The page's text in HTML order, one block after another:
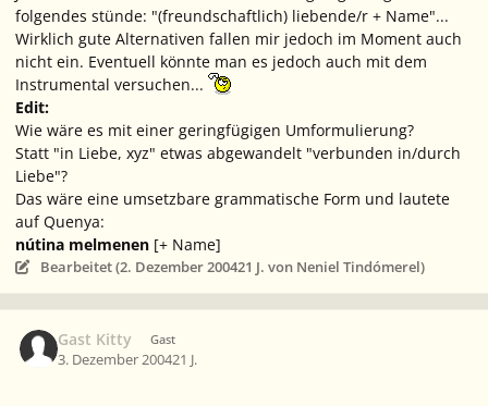
folgendes stünde: "(freundschaftlich) liebende/r + Name"...
Wirklich gute Alternativen fallen mir jedoch im Moment auch
nicht ein. Eventuell könnte man es jedoch auch mit dem
Instrumental versuchen...
Edit:
Wie wäre es mit einer geringfügigen Umformulierung?
Statt "in Liebe, xyz" etwas abgewandelt "verbunden in/durch
Liebe"?
Das wäre eine umsetzbare grammatische Form und lautete
auf Quenya:
nútina melmenen [+ Name]
Bearbeitet (2. Dezember 200421 J. von Neniel Tindómerel)
Gast Kitty Gast
3. Dezember 200421 J.